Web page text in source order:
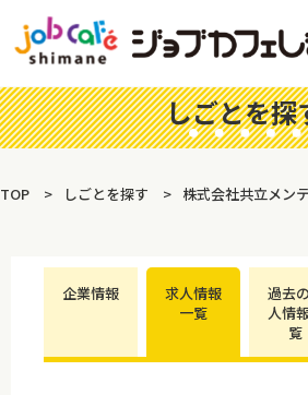
しごとを探
TOP しごとを探す 株式会社共立メン
企業情報
求人情報
一覧
過去
人情
覧